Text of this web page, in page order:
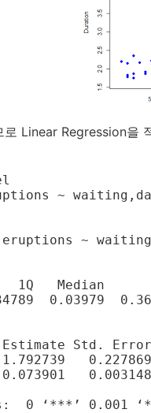
로 Linear Regression을
~
eruptions ~
1Q   Median
0.03979
Estimate Std.
0 ‘***’ 0.001